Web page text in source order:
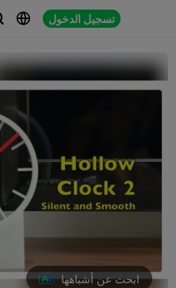
 تسجيل الدخول
ابحث عن أشباهها